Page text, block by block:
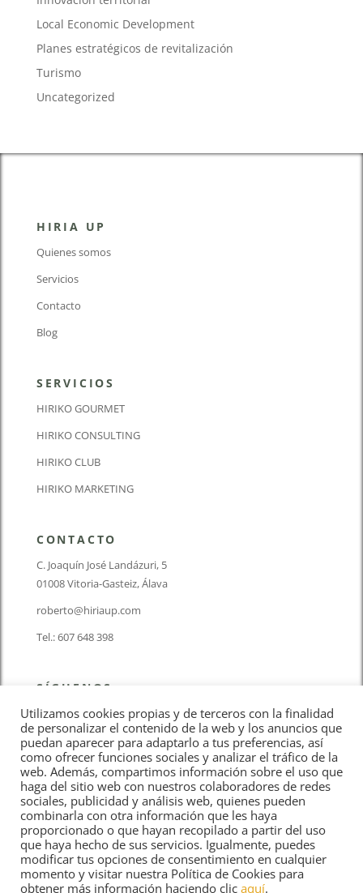
Local Economic Development
Planes estratégicos de revitalización
Turismo
Uncategorized
HIRIA UP
Quienes somos
Servicios
Contacto
Blog
SERVICIOS
HIRIKO GOURMET
HIRIKO CONSULTING
HIRIKO CLUB
HIRIKO MARKETING
CONTACTO
C. Joaquín José Landázuri, 5
01008 Vitoria-Gasteiz, Álava
roberto@hiriaup.com
Tel.: 607 648 398
SÍGUENOS
Aviso Legal
Política de cookies
Política de privacidad
Utilizamos cookies propias y de terceros con la finalidad
de personalizar el contenido de la web y los anuncios que
puedan aparecer para adaptarlo a tus preferencias, así
como ofrecer funciones sociales y analizar el tráfico de la
web. Además, compartimos información sobre el uso que
haga del sitio web con nuestros colaboradores de redes
sociales, publicidad y análisis web, quienes pueden
combinarla con otra información que les haya
proporcionado o que hayan recopilado a partir del uso
que haya hecho de sus servicios. Igualmente, puedes
modificar tus opciones de consentimiento en cualquier
momento y visitar nuestra Política de Cookies para
obtener más información haciendo clic aquí.